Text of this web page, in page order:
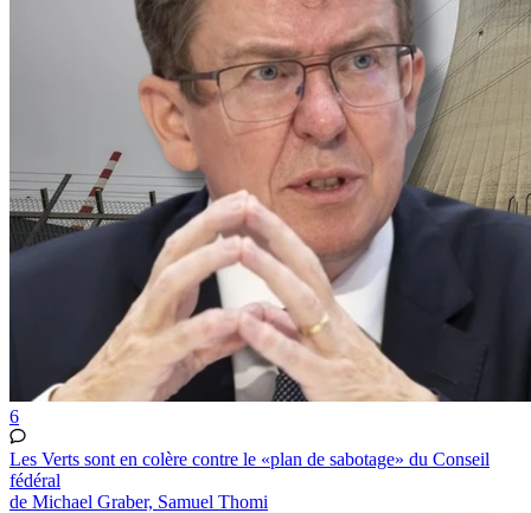
6
Les Verts sont en colère contre le «plan de sabotage» du Conseil
fédéral
de Michael Graber, Samuel Thomi